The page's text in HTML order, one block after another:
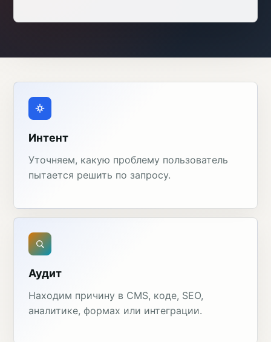
Интент
Уточняем, какую проблему пользователь
пытается решить по запросу.
Аудит
Находим причину в CMS, коде, SEO,
аналитике, формах или интеграции.